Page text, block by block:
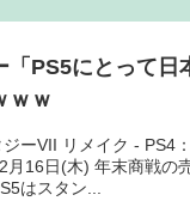
「PS5にとって
ｗｗ
ーVII リメイク - PS4
月16日(木) 年末商戦の
はスタン...